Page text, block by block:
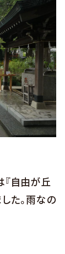
『自由が丘
た。雨なの